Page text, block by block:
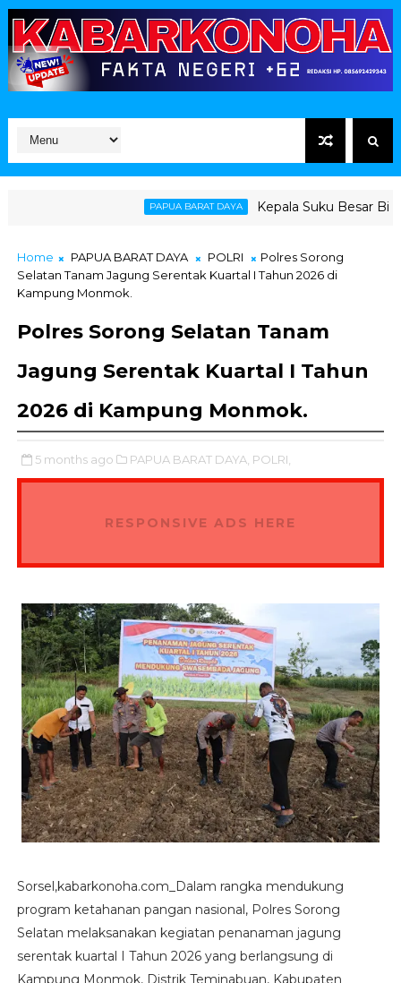
PAPUA BARAT DAYA Kepala Suku Besar Biak
Home PAPUA BARAT DAYA POLRI
Polres Sorong
Selatan Tanam Jagung Serentak Kuartal I Tahun 2026 di
Kampung Monmok.
Polres Sorong Selatan Tanam
Jagung Serentak Kuartal I Tahun
2026 di Kampung Monmok.
5 months ago PAPUA BARAT DAYA, POLRI,
RESPONSIVE ADS HERE
Sorsel,kabarkonoha.com_Dalam rangka mendukung
program ketahanan pangan nasional, Polres Sorong
Selatan melaksanakan kegiatan penanaman jagung
serentak kuartal I Tahun 2026 yang berlangsung di
Kampung Monmok, Distrik Teminabuan, Kabupaten